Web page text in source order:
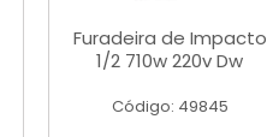
Furadeira de Impacto
1/2 710w 220v Dw
Código: 49845